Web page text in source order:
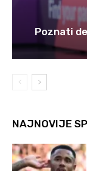
Poznati
NAJNOVIJE